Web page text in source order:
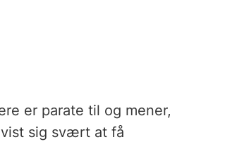
er parate til og mener,
sig svært at få